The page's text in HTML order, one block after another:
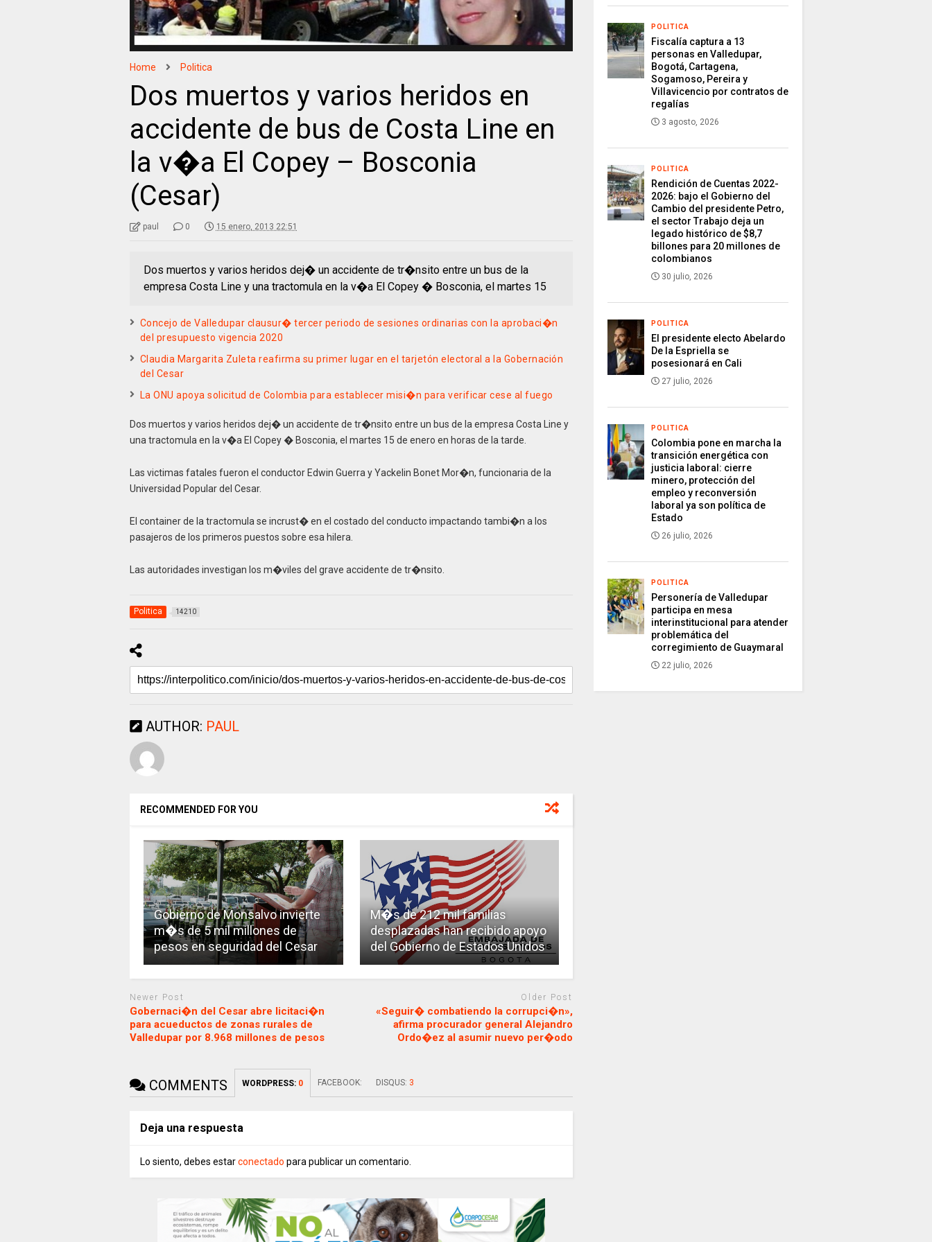
Home Politica
Dos muertos y varios heridos en
accidente de bus de Costa Line en
la v�a El Copey – Bosconia
(Cesar)
paul 0 15 enero, 2013 22:51
Dos muertos y varios heridos dej� un accidente de tr�nsito entre un bus de la
empresa Costa Line y una tractomula en la v�a El Copey � Bosconia, el martes 15
Concejo de Valledupar clausur� tercer periodo de sesiones ordinarias con la aprobaci�n
del presupuesto vigencia 2020
Claudia Margarita Zuleta reafirma su primer lugar en el tarjetón electoral a la Gobernación
del Cesar
La ONU apoya solicitud de Colombia para establecer misi�n para verificar cese al fuego
Dos muertos y varios heridos dej� un accidente de tr�nsito entre un bus de la empresa Costa Line y
una tractomula en la v�a El Copey � Bosconia, el martes 15 de enero en horas de la tarde.
Las victimas fatales fueron el conductor Edwin Guerra y Yackelin Bonet Mor�n, funcionaria de la
Universidad Popular del Cesar.
El container de la tractomula se incrust� en el costado del conducto impactando tambi�n a los
pasajeros de los primeros puestos sobre esa hilera.
Las autoridades investigan los m�viles del grave accidente de tr�nsito.
Politica 14210
AUTHOR: PAUL
RECOMMENDED FOR YOU
Gobierno de Monsalvo invierte
m�s de 5 mil millones de
pesos en seguridad del Cesar
M�s de 212 mil familias
desplazadas han recibido apoyo
del Gobierno de Estados Unidos
Newer Post
Gobernaci�n del Cesar abre licitaci�n
para acueductos de zonas rurales de
Valledupar por 8.968 millones de pesos
Older Post
«Seguir� combatiendo la corrupci�n»,
afirma procurador general Alejandro
Ordo�ez al asumir nuevo per�odo
COMMENTS WORDPRESS: 0 FACEBOOK: DISQUS: 3
Deja una respuesta
Lo siento, debes estarconectado para publicar un comentario.
POLITICA
Fiscalía captura a 13
personas en Valledupar,
Bogotá, Cartagena,
Sogamoso, Pereira y
Villavicencio por contratos de
regalías
3 agosto, 2026
POLITICA
Rendición de Cuentas 2022-
2026: bajo el Gobierno del
Cambio del presidente Petro,
el sector Trabajo deja un
legado histórico de $8,7
billones para 20 millones de
colombianos
30 julio, 2026
POLITICA
El presidente electo Abelardo
De la Espriella se
posesionará en Cali
27 julio, 2026
POLITICA
Colombia pone en marcha la
transición energética con
justicia laboral: cierre
minero, protección del
empleo y reconversión
laboral ya son política de
Estado
26 julio, 2026
POLITICA
Personería de Valledupar
participa en mesa
interinstitucional para atender
problemática del
corregimiento de Guaymaral
22 julio, 2026